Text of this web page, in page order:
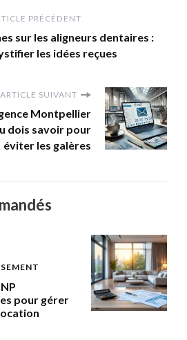
PRÉCÉDENT
sur les aligneurs dentaires :
les idées reçues
ARTICLE SUIVANT
Montpellier
dois savoir pour
éviter les galères
pour gérer